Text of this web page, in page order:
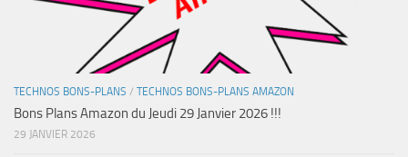
TECHNOS BONS-PLANS / TECHNOS BONS-PLANS AMAZON
Bons Plans Amazon du Jeudi 29 Janvier 2026 !!!
29 JANVIER 2026